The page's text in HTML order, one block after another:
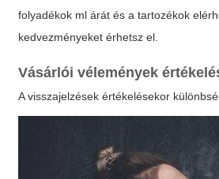
folyadékok ml árát és a tartozékok
kedvezményeket érhetsz el.
Vásárlói vélemények
A visszajelzések értékelésekor